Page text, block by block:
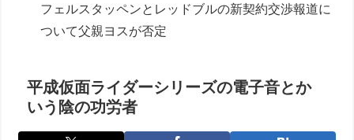
フェルスタッペンとレッドブルの新契約交渉報道に
ついて父親ヨスが否定
平成仮面ライダーシリーズの電子音とか
いう陰の功労者